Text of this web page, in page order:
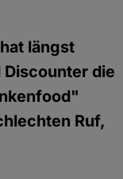
längst
die
Ruf,